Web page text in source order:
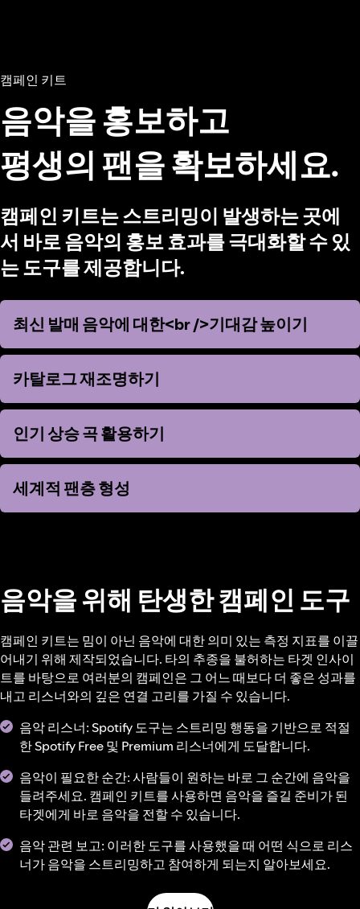
캠페인 키트
음악을 홍보하고
평생의 팬을 확보하세요.
캠페인 키트는 스트리밍이 발생하는 곳에
서 바로 음악의 홍보 효과를 극대화할 수 있
는 도구를 제공합니다.
최신 발매 음악에 대한<br />기대감 높이기
최신 발매 음악에 대한<br />기대감 높이기
카탈로그 재조명하기
카탈로그 재조명하기
인기 상승 곡 활용하기
인기 상승 곡 활용하기
세계적 팬층 형성
세계적 팬층 형성
음악을 위해 탄생한 캠페인 도구
캠페인 키트는 밈이 아닌 음악에 대한 의미 있는 측정 지표를 이끌
어내기 위해 제작되었습니다. 타의 추종을 불허하는 타겟 인사이
트를 바탕으로 여러분의 캠페인은 그 어느 때보다 더 좋은 성과를
내고 리스너와의 깊은 연결 고리를 가질 수 있습니다.
음악 리스너: Spotify 도구는 스트리밍 행동을 기반으로 적절
한 Spotify Free 및 Premium 리스너에게 도달합니다.
음악이 필요한 순간: 사람들이 원하는 바로 그 순간에 음악을
들려주세요. 캠페인 키트를 사용하면 음악을 즐길 준비가 된
타겟에게 바로 음악을 전할 수 있습니다.
음악 관련 보고: 이러한 도구를 사용했을 때 어떤 식으로 리스
너가 음악을 스트리밍하고 참여하게 되는지 알아보세요.